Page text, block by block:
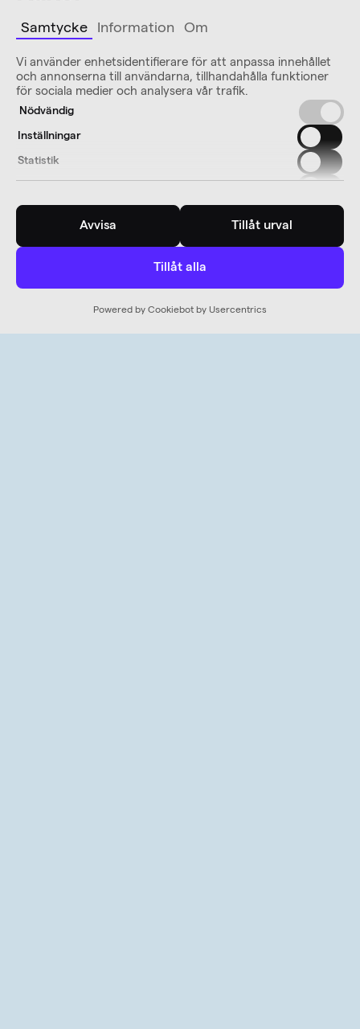
Samtycke Information Om
Vi använder enhetsidentifierare för att anpassa innehållet
och annonserna till användarna, tillhandahålla funktioner
för sociala medier och analysera vår trafik.
Nödvändig
Inställningar
Statistik
Avvisa Tillåt urval
Tillåt alla
Powered by Cookiebot by Usercentrics